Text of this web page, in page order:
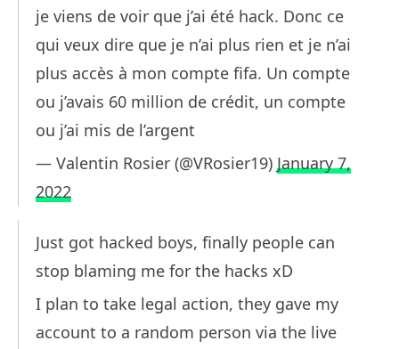
je viens de voir que j’ai été hack. Donc ce
qui veux dire que je n’ai plus rien et je n’ai
plus accès à mon compte fifa. Un compte
ou j’avais 60 million de crédit, un compte
ou j’ai mis de l’argent
— Valentin Rosier (@VRosier19) January 7,
2022
Just got hacked boys, finally people can
stop blaming me for the hacks xD
I plan to take legal action, they gave my
account to a random person via the live